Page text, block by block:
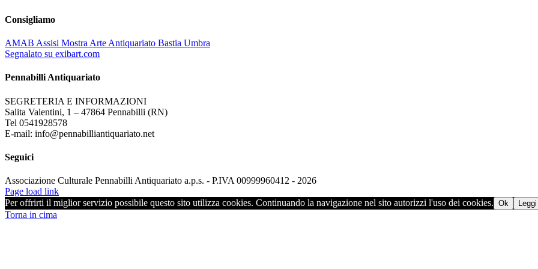
Consigliamo
AMAB Assisi Mostra Arte Antiquariato Bastia Umbra
Segnalato su exibart.com
Pennabilli Antiquariato
SEGRETERIA E INFORMAZIONI
Salita Valentini, 1 – 47864 Pennabilli (RN)
Tel 0541928578
E-mail: info@pennabilliantiquariato.net
Seguici
Associazione Culturale Pennabilli Antiquariato a.p.s. - P.IVA 00999960412 - 2026
Page load link
Per offrirti il miglior servizio possibile questo sito utilizza cookies. Continuando la navigazione nel sito autorizzi l'uso dei cookies. Ok
Torna in cima